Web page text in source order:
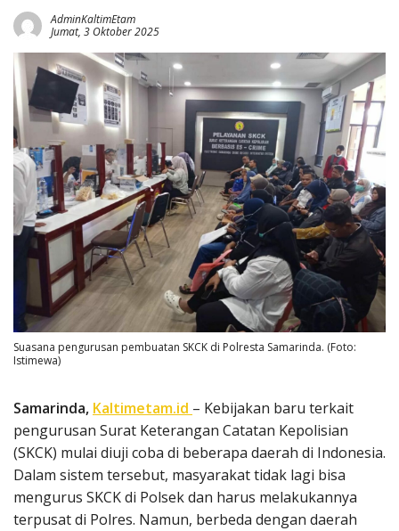
AdminKaltimEtam
Jumat, 3 Oktober 2025
Suasana pengurusan pembuatan SKCK di Polresta Samarinda. (Foto:
Istimewa)
Samarinda, Kaltimetam.id – Kebijakan baru terkait
pengurusan Surat Keterangan Catatan Kepolisian
(SKCK) mulai diuji coba di beberapa daerah di Indonesia.
Dalam sistem tersebut, masyarakat tidak lagi bisa
mengurus SKCK di Polsek dan harus melakukannya
terpusat di Polres. Namun, berbeda dengan daerah